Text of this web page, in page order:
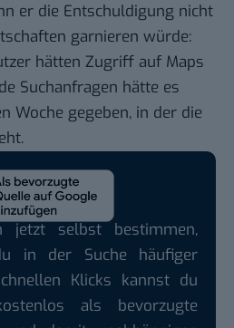
er die Entschuldigung nicht
garnieren würde:
hätten Zugriff auf Maps
Suchanfragen hätte es
Woche gegeben, in der die
jetzt selbst bestimmen,
in der Suche häufiger
Klicks kannst du
als bevorzugte